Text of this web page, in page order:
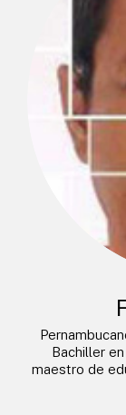
Bachiller
maestro de